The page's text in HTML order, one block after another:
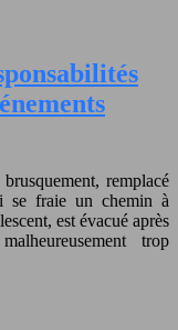
remplacé
se fraie un chemin à
est évacué après
trop